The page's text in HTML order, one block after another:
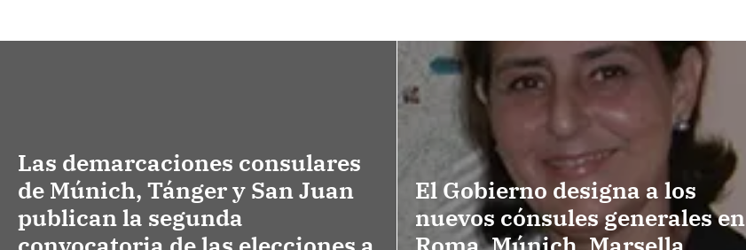
Las demarcaciones consulares
de Múnich, Tánger y San Juan
publican la segunda
El Gobierno designa a los
nuevos cónsules generales en